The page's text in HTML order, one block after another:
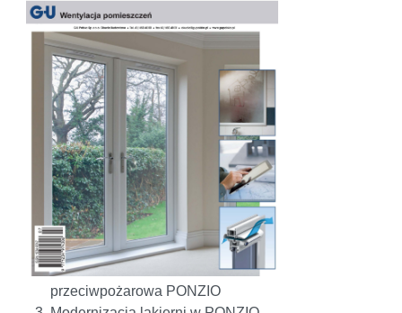
OKNO nr 3/2013 już w sprzedaży
przeciwpożarowa PONZIO